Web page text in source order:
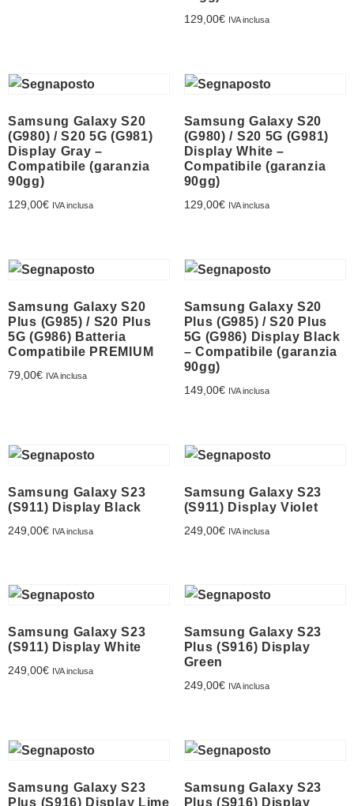
129,00€ IVA inclusa
Samsung Galaxy S20
(G980) / S20 5G (G981)
Display Gray –
Compatibile (garanzia
90gg)
129,00€ IVA inclusa
Samsung Galaxy S20
(G980) / S20 5G (G981)
Display White –
Compatibile (garanzia
90gg)
129,00€ IVA inclusa
Samsung Galaxy S20
Plus (G985) / S20 Plus
5G (G986) Batteria
Compatibile PREMIUM
79,00€ IVA inclusa
Samsung Galaxy S20
Plus (G985) / S20 Plus
5G (G986) Display Black
– Compatibile (garanzia
90gg)
149,00€ IVA inclusa
Samsung Galaxy S23
(S911) Display Black
249,00€ IVA inclusa
Samsung Galaxy S23
(S911) Display Violet
249,00€ IVA inclusa
Samsung Galaxy S23
(S911) Display White
249,00€ IVA inclusa
Samsung Galaxy S23
Plus (S916) Display
Green
249,00€ IVA inclusa
Samsung Galaxy S23
Plus (S916) Display Lime
Samsung Galaxy S23
Plus (S916) Display